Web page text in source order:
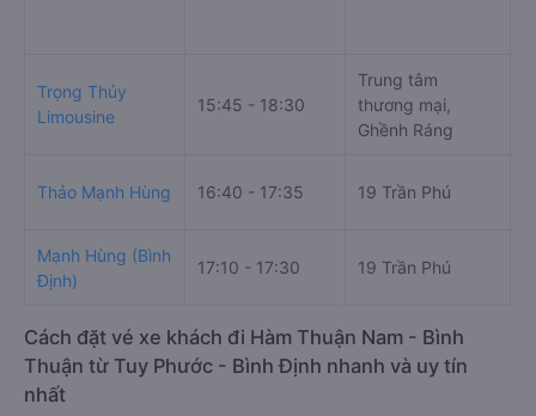
Trọng Thủy
Limousine
15:45 - 18:30
Trung tâm
thương mại,
Ghềnh Ráng
Thảo Mạnh Hùng 16:40 - 17:35 19 Trần Phú
Mạnh Hùng (Bình
Định)
17:10 - 17:30 19 Trần Phú
Cách đặt vé xe khách đi Hàm Thuận Nam - Bình
Thuận từ Tuy Phước - Bình Định nhanh và uy tín
nhất